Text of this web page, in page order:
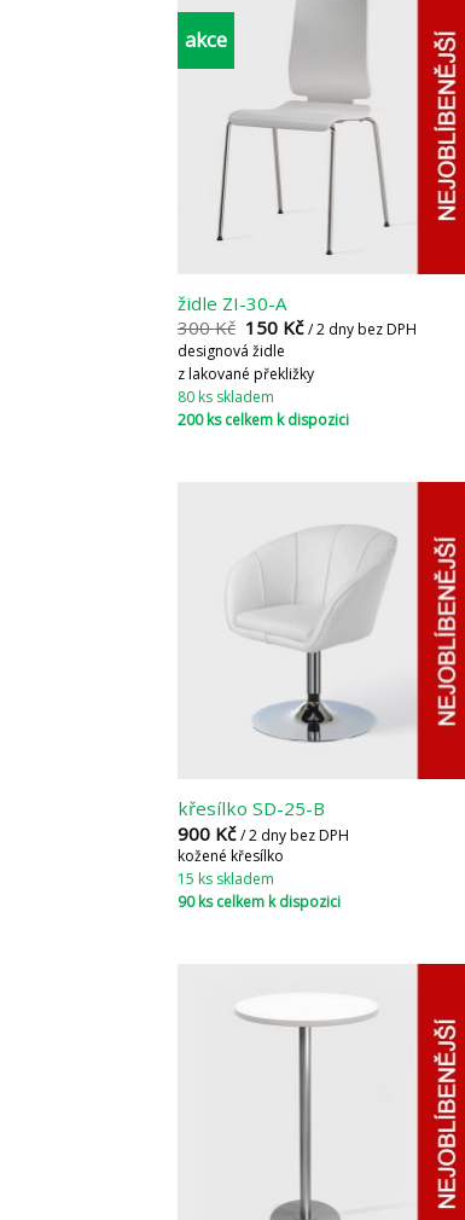
akce
židle ZI-30-A
300Kč 150 Kč / 2 dny bez DPH
designová židle
z lakované překližky
80 ks skladem
200 ks celkem k dispozici
křesílko SD-25-B
900 Kč / 2 dny bez DPH
kožené křesílko
15 ks skladem
90 ks celkem k dispozici